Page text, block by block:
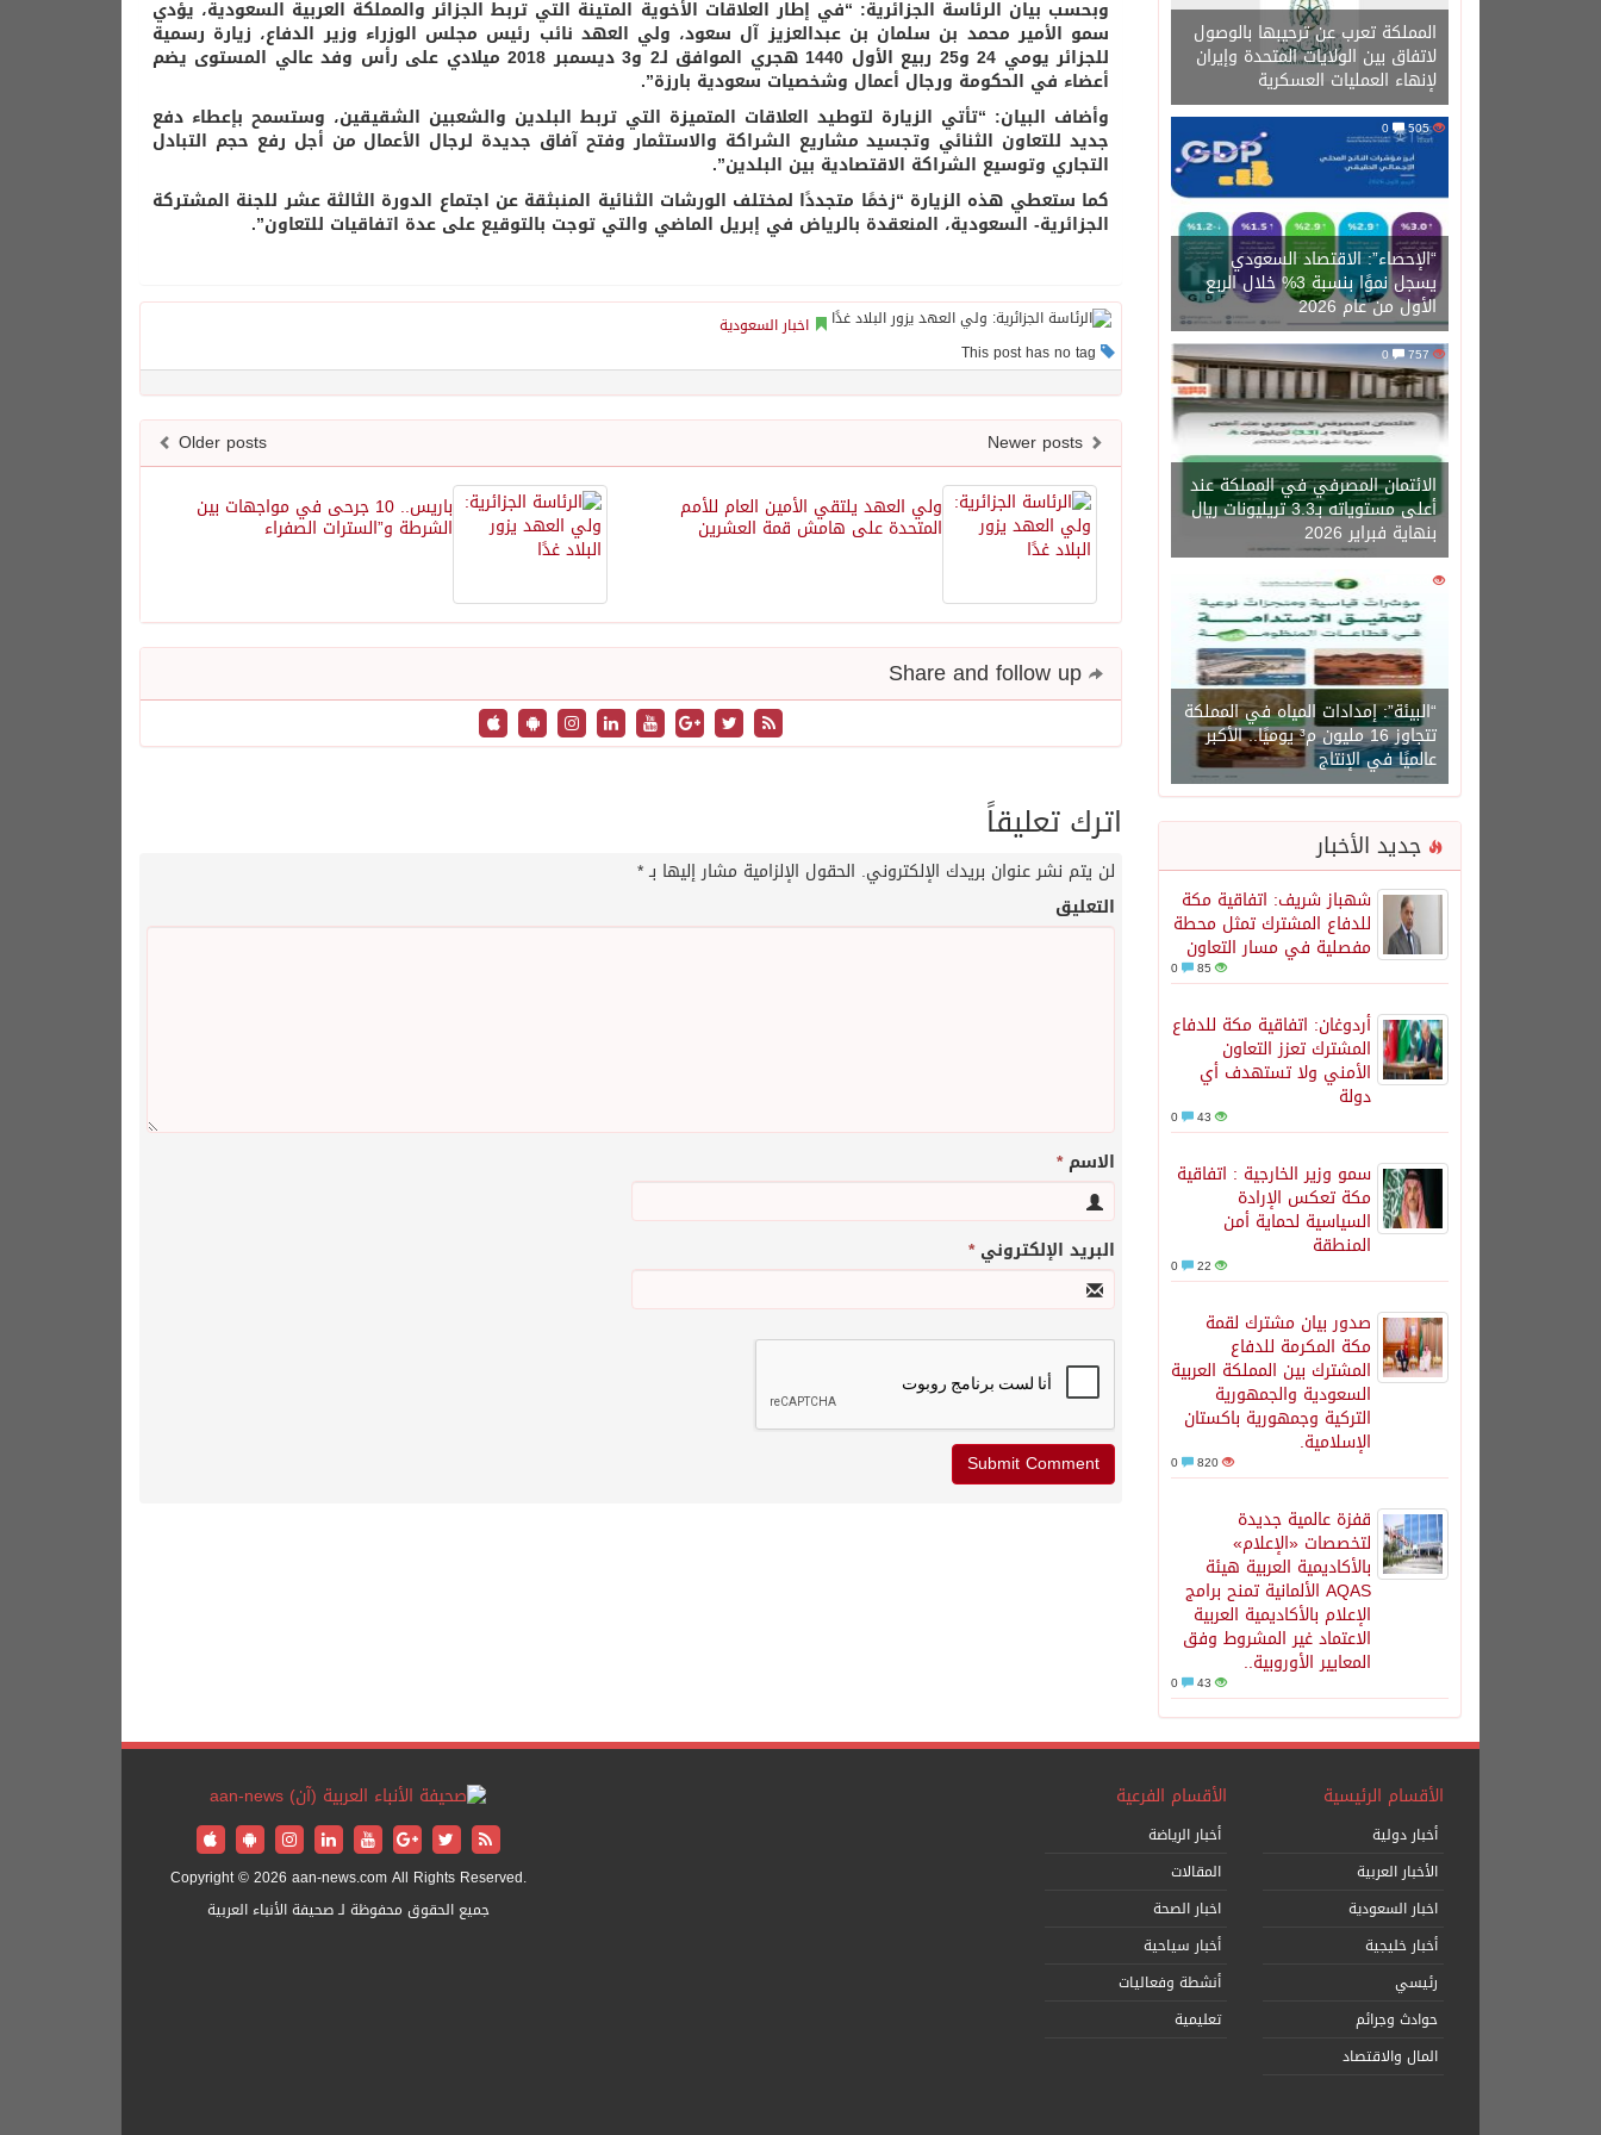
المملكة تعرب عن ترحيبها بالوصول
لاتفاق بين الولايات المتحدة وإيران
لإنهاء العمليات العسكرية
505
“الإحصاء”: الاقتصاد السعودي
يسجل نموًا بنسبة 3% خلال الربع
الأول من عام 2026
757
0
الائتمان المصرفي في المملكة عند
أعلى مستوياته بـ3.3 تريليونات ريال
بنهاية فبراير 2026
1450
“البيئة”: إمدادات المياه في المملكة
تتجاوز 16 مليون م³ يوميًا.. الأكبر
عالميًا في الإنتاج
جديد الأخبار
شهباز شريف: اتفاقية مكة
للدفاع المشترك تمثل محطة
مفصلية في مسار التعاون
85
أردوغان: اتفاقية مكة للدفاع
المشترك تعزز التعاون
الأمني ولا تستهدف أي
دولة
43
سمو وزير الخارجية : اتفاقية
مكة تعكس الإرادة
السياسية لحماية أمن
المنطقة
22
صدور بيان مشترك لقمة
مكة المكرمة للدفاع
المشترك بين المملكة العربية
السعودية والجمهورية
التركية وجمهورية باكستان
الإسلامية.
820
قفزة عالمية جديدة
لتخصصات «الإعلام»
بالأكاديمية العربية هيئة
AQAS الألمانية تمنح برامج
الإعلام بالأكاديمية العربية
الاعتماد غير المشروط وفق
المعايير الأوروبية..
43
وبحسب بيان الرئاسة الجزائرية: “في إطار العلاقات الأخوية المتينة التي تربط الجزائر والمملكة العربية السعودية، يؤدي
سمو الأمير محمد بن سلمان بن عبدالعزيز آل سعود، ولي العهد نائب رئيس مجلس الوزراء وزير الدفاع، زيارة رسمية
للجزائر يومي 24 و25 ربيع الأول 1440 هجري الموافق لـ2 و3 ديسمبر 2018 ميلادي على رأس وفد عالي المستوى يضم
أعضاء في الحكومة ورجال أعمال وشخصيات سعودية بارزة”.
وأضاف البيان: “تأتي الزيارة لتوطيد العلاقات المتميزة التي تربط البلدين والشعبين الشقيقين، وستسمح بإعطاء دفع
جديد للتعاون الثنائي وتجسيد مشاريع الشراكة والاستثمار وفتح آفاق جديدة لرجال الأعمال من أجل رفع حجم التبادل
التجاري وتوسيع الشراكة الاقتصادية بين البلدين”.
كما ستعطي هذه الزيارة “زخمًا متجددًا لمختلف الورشات الثنائية المنبثقة عن اجتماع الدورة الثالثة عشر للجنة المشتركة
الجزائرية- السعودية، المنعقدة بالرياض في إبريل الماضي والتي توجت بالتوقيع على عدة اتفاقيات للتعاون”.
اخبار السعودية
Older posts
باريس.. 10 جرحى في مواجهات بين
الشرطة و”السترات الصفراء
ولي العهد يلتقي الأمين العام للأمم
المتحدة على هامش قمة العشرين
اترك تعليقاً
لن يتم نشر عنوان بريدك الإلكتروني. الحقول الإلزامية مشار إليها بـ*
التعليق
الاسم*
البريد الإلكتروني*
الأقسام الرئيسية
أخبار دولية
الأخبار العربية
اخبار السعودية
أخبار خليجية
رئيسي
حوادث وجرائم
المال والاقتصاد
الأقسام الفرعية
أخبار الرياضة
المقالات
اخبار الصحة
أخبار سياحية
أنشطة وفعاليات
تعليمية
Copyright © 2026 aan-news.com All Rights Reserved.
جميع الحقوق محفوظة لـ صحيفة الأنباء العربية